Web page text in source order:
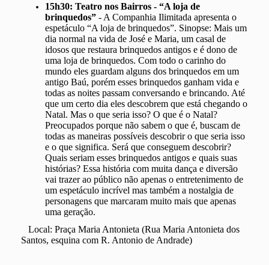
15h30: Teatro nos Bairros - “A loja de
brinquedos” - A Companhia Ilimitada apresenta o
espetáculo “A loja de brinquedos”. Sinopse: Mais um
dia normal na vida de José e Maria, um casal de
idosos que restaura brinquedos antigos e é dono de
uma loja de brinquedos. Com todo o carinho do
mundo eles guardam alguns dos brinquedos em um
antigo Baú, porém esses brinquedos ganham vida e
todas as noites passam conversando e brincando. Até
que um certo dia eles descobrem que está chegando o
Natal. Mas o que seria isso? O que é o Natal?
Preocupados porque não sabem o que é, buscam de
todas as maneiras possíveis descobrir o que seria isso
e o que significa. Será que conseguem descobrir?
Quais seriam esses brinquedos antigos e quais suas
histórias? Essa história com muita dança e diversão
vai trazer ao público não apenas o entretenimento de
um espetáculo incrível mas também a nostalgia de
personagens que marcaram muito mais que apenas
uma geração.
Local: Praça Maria Antonieta (Rua Maria Antonieta dos
Santos, esquina com R. Antonio de Andrade)